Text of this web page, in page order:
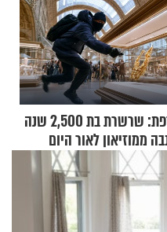
צרפת: שרשרת בת 2,500 שנה
ממוזיאון לאור היום